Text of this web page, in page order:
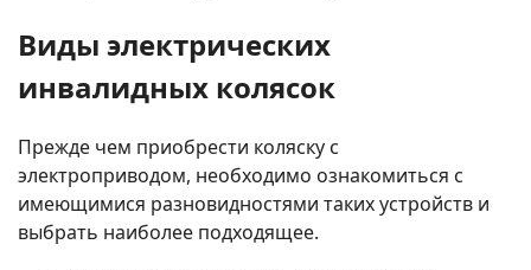
Виды электрических
инвалидных колясок
Прежде чем приобрести коляску с
электроприводом, необходимо ознакомиться с
имеющимися разновидностями таких устройств и
выбрать наиболее подходящее.